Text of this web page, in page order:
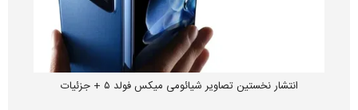
انتشار نخستین تصاویر شیائومی میکس فولد ۵ + جزئیات